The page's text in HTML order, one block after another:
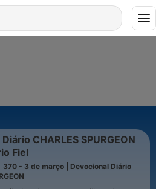
CHARLES SPURGEON
Fiel
370 - 3 de março | Devocional Diário